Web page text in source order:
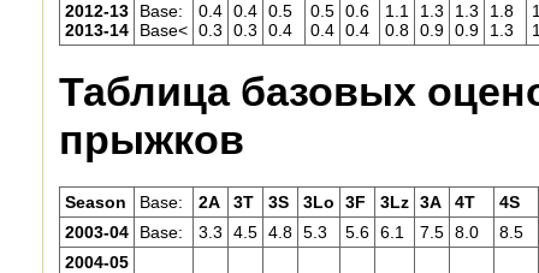
2012-13
2013-14
Base:
Base<
0.4
0.3
0.4
0.3
0.5
0.4
0.5
0.4
0.6
0.4
1.1
0.8
1.3
0.9
1.3
0.9
1.8
1.3
Таблица базовых
прыжков
Season Base: 2A 3T 3S 3Lo 3F 3Lz 3A 4T
4S
2003-04
Base: 3.3 4.5 4.8 5.3 5.6 6.1 7.5 8.0
8.5
2004-05